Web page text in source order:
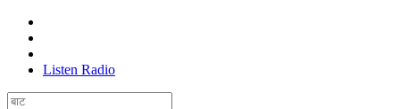
Listen Radio